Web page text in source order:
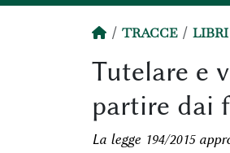
TRACCE LIBRI
Tutelare e
partire dai
La legge 194/2015